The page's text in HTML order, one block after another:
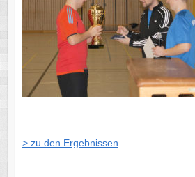
> zu den Ergebnissen